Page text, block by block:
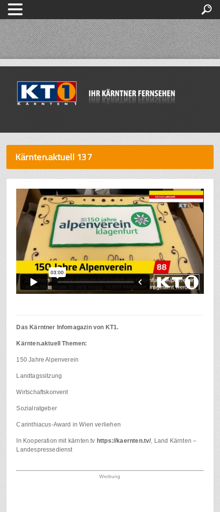
Kärnten.aktuell 137
Das Kärntner Infomagazin von KT1.
Kärnten.aktuell Themen:
150 Jahre Alpenverein
Landtagssitzung
Wirtschaftskonvent
Sozialratgeber
Carinthiacus-Award in Wien verliehen
In Kooperation mit kärnten.tv https://kaernten.tv/, Land Kärnten –
Landespressedienst
Werbung